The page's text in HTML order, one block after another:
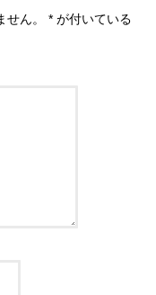
ん。 * が付いている